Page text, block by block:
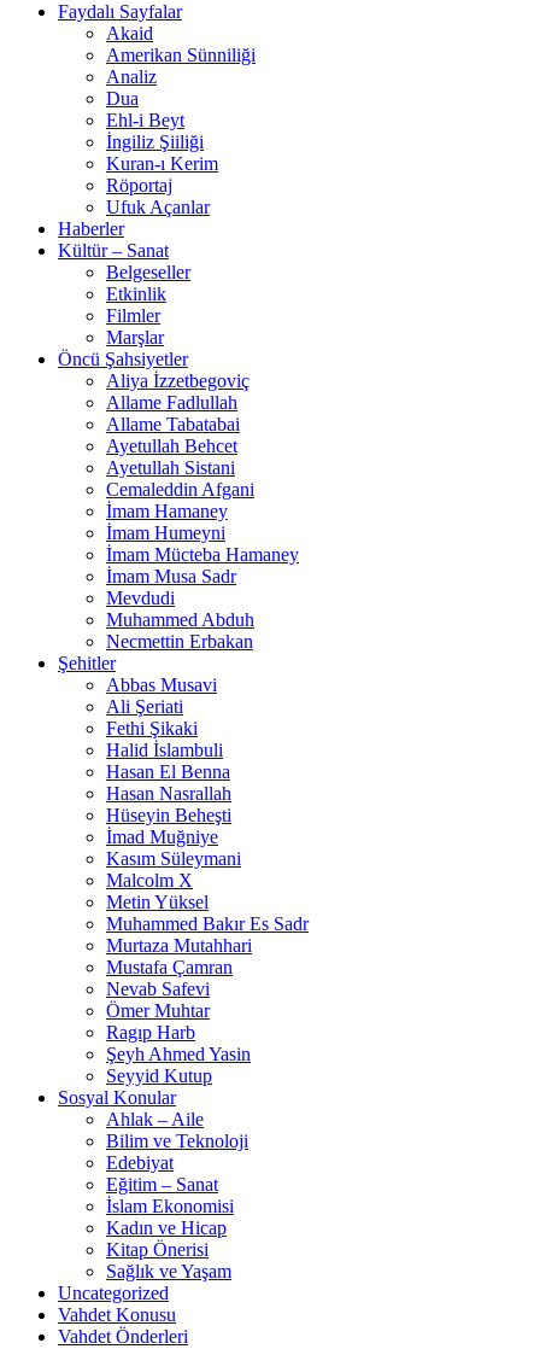
Faydalı Sayfalar
Akaid
Amerikan Sünniliği
Analiz
Dua
Ehl-i Beyt
İngiliz Şiiliği
Kuran-ı Kerim
Röportaj
Ufuk Açanlar
Haberler
Kültür – Sanat
Belgeseller
Etkinlik
Filmler
Marşlar
Öncü Şahsiyetler
Aliya İzzetbegoviç
Allame Fadlullah
Allame Tabatabai
Ayetullah Behcet
Ayetullah Sistani
Cemaleddin Afgani
İmam Hamaney
İmam Humeyni
İmam Mücteba Hamaney
İmam Musa Sadr
Mevdudi
Muhammed Abduh
Necmettin Erbakan
Şehitler
Abbas Musavi
Ali Şeriati
Fethi Şikaki
Halid İslambuli
Hasan El Benna
Hasan Nasrallah
Hüseyin Beheşti
İmad Muğniye
Kasım Süleymani
Malcolm X
Metin Yüksel
Muhammed Bakır Es Sadr
Murtaza Mutahhari
Mustafa Çamran
Nevab Safevi
Ömer Muhtar
Ragıp Harb
Şeyh Ahmed Yasin
Seyyid Kutup
Sosyal Konular
Ahlak – Aile
Bilim ve Teknoloji
Edebiyat
Eğitim – Sanat
İslam Ekonomisi
Kadın ve Hicap
Kitap Önerisi
Sağlık ve Yaşam
Uncategorized
Vahdet Konusu
Vahdet Önderleri